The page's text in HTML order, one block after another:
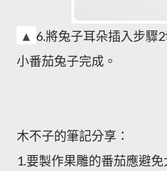
▲ 6.將兔子耳朵插入步驟
小番茄兔子完成。
木不子的筆記分享：
1.要製作果雕的番茄應避